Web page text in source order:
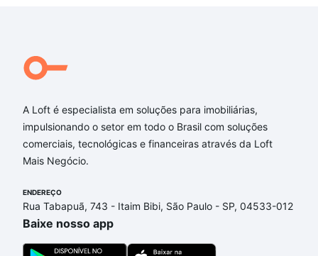
cipiao - Centro, Campinas, SP?
Imóveis à venda em rua conego cipiao - Centro,
Campinas, SP que custam a partir de R$ 0 e com
nossas opções de financiamento imobiliário as
parcelas podem se adequar ao seu orçamento. Se
processo de compra, veja em nosso portal
custa comprar um apartamento e conte com a
gente para comprar o imóvel dos seus sonhos com
segurança e conforto. Loft, com você até as
A Loft é especialista em soluções para imobiliárias,
impulsionando o setor em todo o Brasil com soluções
comerciais, tecnológicas e financeiras através da Loft
Mais Negócio.
ENDEREÇO
Rua Tabapuã, 743 - Itaim Bibi, São Paulo - SP, 04533-012
Baixe nosso app